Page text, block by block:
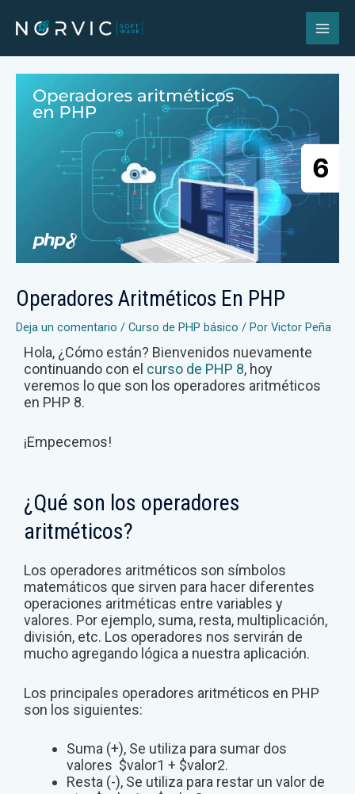
Operadores Aritméticos En PHP
Deja un comentario / Curso de PHP básico / Por Victor Peña
Hola, ¿Cómo están? Bienvenidos nuevamente
continuando con el curso de PHP 8, hoy
veremos lo que son los operadores aritméticos
en PHP 8.
¡Empecemos!
¿Qué son los operadores
aritméticos?
Los operadores aritméticos son símbolos
matemáticos que sirven para hacer diferentes
operaciones aritméticas entre variables y
valores. Por ejemplo, suma, resta, multiplicación,
división, etc. Los operadores nos servirán de
mucho agregando lógica a nuestra aplicación.
Los principales operadores aritméticos en PHP
son los siguientes:
Suma (+), Se utiliza para sumar dos
valores $valor1 + $valor2.
Resta (-), Se utiliza para restar un valor de